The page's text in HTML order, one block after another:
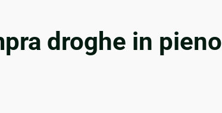
droghe in pieno